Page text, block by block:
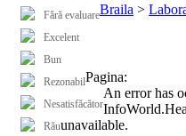
Fără evaluare
Excelent
Bun
Rezonabil
Nesatisfăcător
Rău
Braila >
Pagina:
An error has
unavailable.